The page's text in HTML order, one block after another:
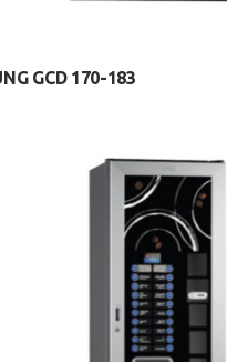
GCD 170-183